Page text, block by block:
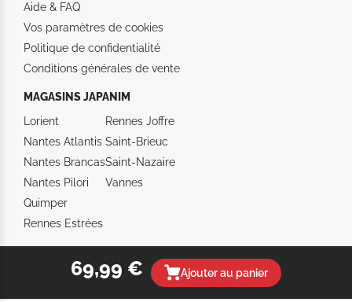
69,99 € Ajouter au panier
Aide & FAQ
Vos paramètres de cookies
Politique de confidentialité
Conditions générales de vente
MAGASINS JAPANIM
Lorient
Nantes Atlantis
Nantes Brancas
Nantes Pilori
Quimper
Rennes Estrées
Rennes Joffre
Saint-Brieuc
Saint-Nazaire
Vannes